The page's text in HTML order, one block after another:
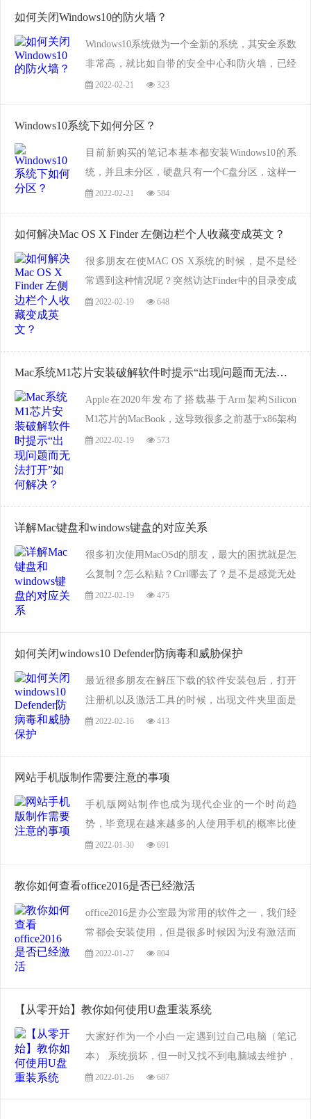
友，不过目前还有很多朋友不会设置windows10的
如何关闭Windows10的防火墙？
​Windows10系统做为一个全新的系统，其安全系数
非常高，就比如自带的安全中心和防火墙，已经
不需要另外再行安装查杀病毒软件了，但是，有
时候我们也需要关闭windows10的防火墙，那么如
何安装呢？下面就和佐邦软件园小编一起学习
2022-02-21 323
Windows10系统下如何分区？
目前新购买的笔记本基本都安装Windows10的系
统，并且未分区，硬盘只有一个C盘分区，这样一
来，会对我们正常使用中带来不方便，今天佐邦
软件园小编就来跟大家分享一下在windows10系统
下不用借助第三方工具给硬盘分区的知识。...
2022-02-21 584
如何解决Mac OS X Finder 左侧边栏个人收藏变成英文？
很多朋友在使MAC OS X系统的时候，是不是经
常遇到这种情况呢？突然访达Finder中的目录变成
了英文，虽然不影响使用，但是却足以逼死强迫
2022-02-19 648
Mac系统M1芯片安装破解软件时提示“出现问题而无法打开”如何解决？
Apple在2020年发布了搭载基于Arm架构Silicon
M1芯片的MacBook，这导致很多之前基于x86架构
开发App不兼容，虽然大多数的App开发者都及时
2022-02-19 573
详解Mac键盘和windows键盘的对应关系
很多初次使用MacOSd的朋友，最大的困扰就是怎
么复制？怎么粘贴？Ctrl哪去了？是不是感觉无处
下手？觉得这个操作系统好难用啊，其实不是，
时间，你就会发觉，MacOS操作系统还是比较好
用的。...
2022-02-19 475
如何关闭windows10 Defender防病毒和威胁保护
最近很多朋友在解压下载的软件安装包后，打开
注册机以及激活工具的时候，出现文件夹里面是
空的，或者打开注册机以及激活工具后报错的问
题。这是因为解压软件安装包前没有关闭电脑...
2022-02-16 413
网站手机版制作需要注意的事项
手机版网站制作也成为现代企业的一个时尚趋
势，毕竟现在越来越多的人使用手机的概率比使
用电脑的概率要高。更何况，很多人在上下班途
中利用碎片时间通过手机端去浏览网站的概率，
也大大增加。因此手机版网站制作的时候，其
2022-01-30 691
教你如何查看office2016是否已经激活
​office2016是办公室最为常用的软件之一，我们经
常都会安装使用，但是很多时候因为没有激活而
影响使用，那么，如果查看office2016是否已经激
office2016是否已经激活。
我们可以打开...
2022-01-27 804
【从零开始】教你如何使用U盘重装系统
大家好作为一个小白一定遇到过自己电脑（笔记
本） 系统损坏，但一时又找不到电脑城去维护，
此时的我们会非常的崩溃， 今天我详细的做一篇
2022-01-26 687